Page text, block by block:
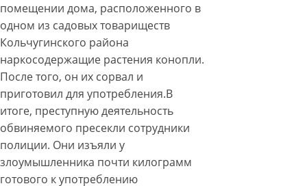
помещении дома, расположенного в
одном из садовых товариществ
Кольчугинского района
наркосодержащие растения конопли.
После того, он их сорвал и
приготовил для употребления.В
итоге, преступную деятельность
обвиняемого пресекли сотрудники
полиции. Они изъяли у
злоумышленника почти килограмм
готового к употреблению